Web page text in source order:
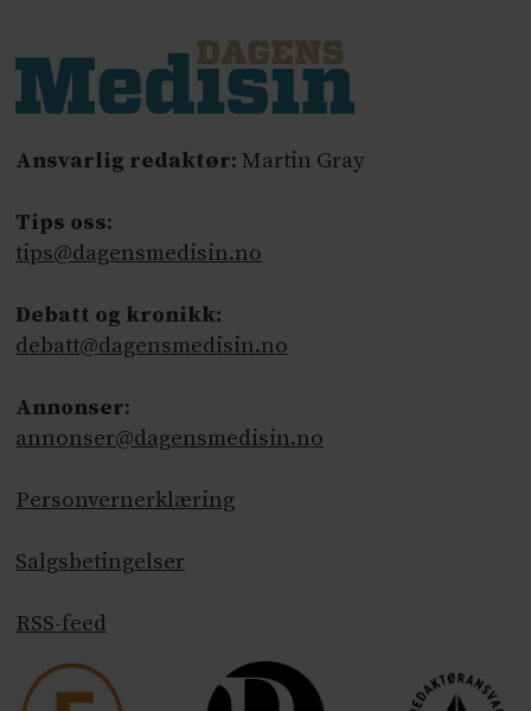
Ansvarlig redaktør: Martin Gray
Tips oss:
tips@dagensmedisin.no
Debatt og kronikk:
debatt@dagensmedisin.no
Annonser:
annonser@dagensmedisin.no
Personvernerklæring
Salgsbetingelser
RSS-feed